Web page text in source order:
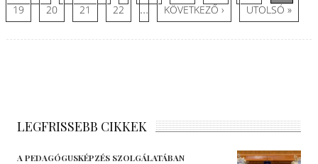
19
20 21 22 … KÖVETKEZŐ › UTOLSÓ »
LEGFRISSEBB CIKKEK
A PEDAGÓGUSKÉPZÉS SZOLGÁLATÁBAN